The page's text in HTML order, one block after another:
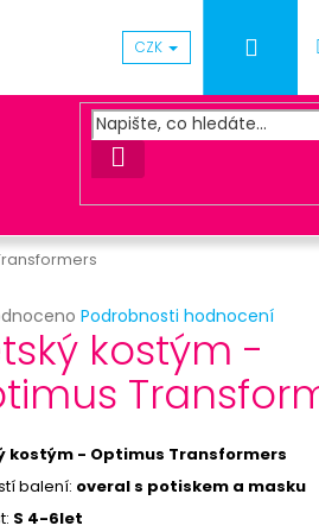
CZK
HLEDAT
Podrobnosti hodnocení
kostým -
kostým - Optimus Transformers
balení: overal s potiskem a masku
S 4-6let
VĚNEC MULTICOLOR